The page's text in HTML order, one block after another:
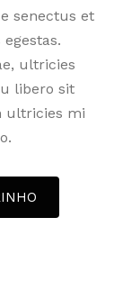
senectus et
ultricies
libero sit
ultricies mi